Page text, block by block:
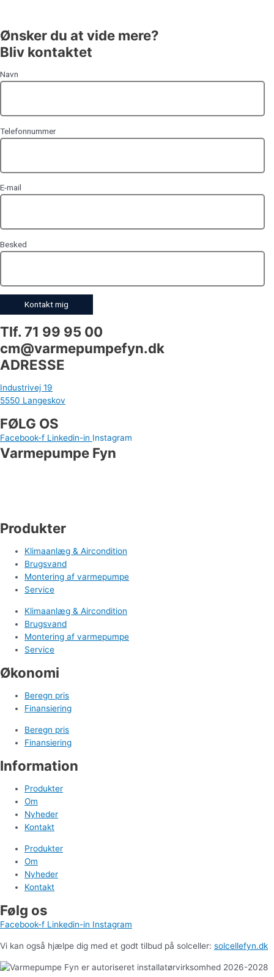
Ønsker du at vide mere?
Bliv kontaktet
Navn
Telefonnummer
E-mail
Besked
Tlf. 71 99 95 00
cm@varmepumpefyn.dk
ADRESSE
Industrivej 19
5550 Langeskov
FØLG OS
Facebook-f Linkedin-in Instagram
Varmepumpe Fyn
Produkter
Klimaanlæg & Aircondition
Brugsvand
Montering af varmepumpe
Service
Klimaanlæg & Aircondition
Brugsvand
Montering af varmepumpe
Service
Økonomi
Beregn pris
Finansiering
Beregn pris
Finansiering
Information
Produkter
Om
Nyheder
Kontakt
Produkter
Om
Nyheder
Kontakt
Følg os
Facebook-f Linkedin-in Instagram
Vi kan også hjælpe dig med et godt tilbud på solceller: solcellefyn.dk